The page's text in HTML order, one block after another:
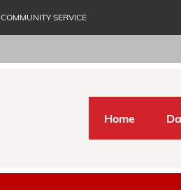
COMMUNITY SERVICE
Home